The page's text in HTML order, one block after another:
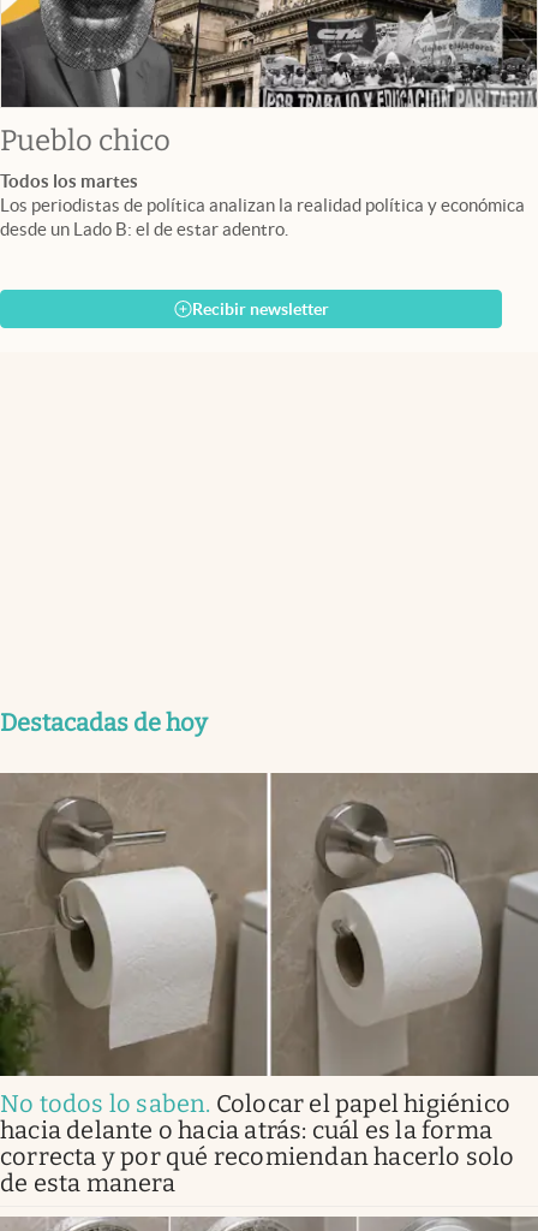
Pueblo chico
Todos los martes
Los periodistas de política analizan la realidad política y económica
desde un Lado B: el de estar adentro.
Recibir newsletter
Destacadas de hoy
No todos lo saben. Colocar el papel higiénico
hacia delante o hacia atrás: cuál es la forma
correcta y por qué recomiendan hacerlo solo
de esta manera